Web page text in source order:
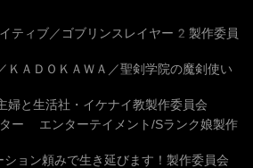
ティブ／ゴブリンスレイヤー2製作委員
ＫＡＤＯＫＡＷＡ／聖剣学院の魔剣使い
婦と生活社・イケナイ教製作委員会
ー エンターテイメント/Sランク娘製作
ョン頼みで生き延びます！製作委員会